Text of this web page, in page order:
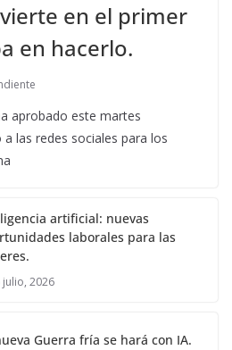
en el primer
en hacerlo.
aprobado este martes
las redes sociales para los
artificial: nuevas
laborales para las
julio, 2026
Guerra fría se hará con IA.